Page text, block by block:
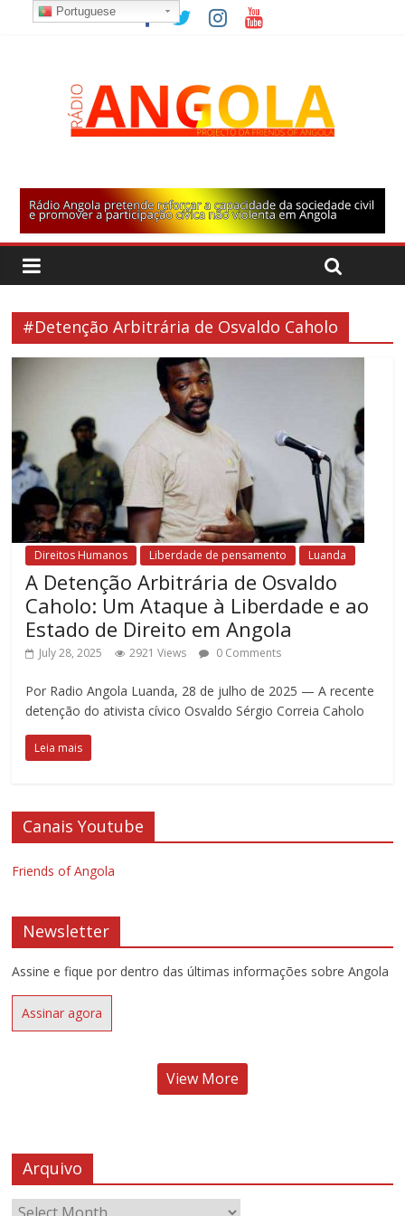
#Detenção Arbitrária de Osvaldo Caholo
Direitos Humanos Liberdade de pensamento Luanda
A Detenção Arbitrária de Osvaldo
Caholo: Um Ataque à Liberdade e ao
Estado de Direito em Angola
July 28, 2025 2921 Views 0 Comments
Por Radio Angola Luanda, 28 de julho de 2025 — A recente
detenção do ativista cívico Osvaldo Sérgio Correia Caholo
Leia mais
Canais Youtube
Friends of Angola
Newsletter
Assine e fique por dentro das últimas informações sobre Angola
Assinar agora
View More
Arquivo
Portuguese